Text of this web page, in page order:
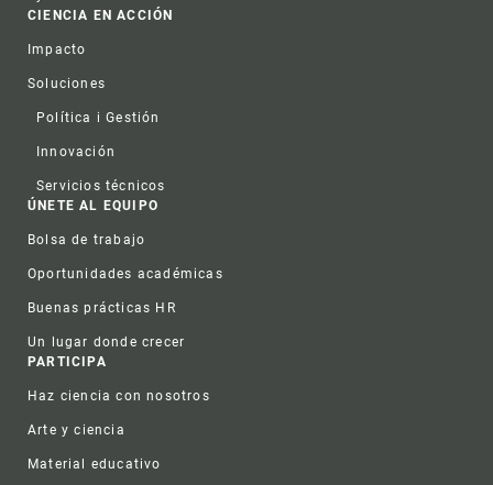
CIENCIA EN ACCIÓN
Impacto
Soluciones
Política i Gestión
Innovación
Servicios técnicos
ÚNETE AL EQUIPO
Bolsa de trabajo
Oportunidades académicas
Buenas prácticas HR
Un lugar donde crecer
PARTICIPA
Haz ciencia con nosotros
Arte y ciencia
Material educativo